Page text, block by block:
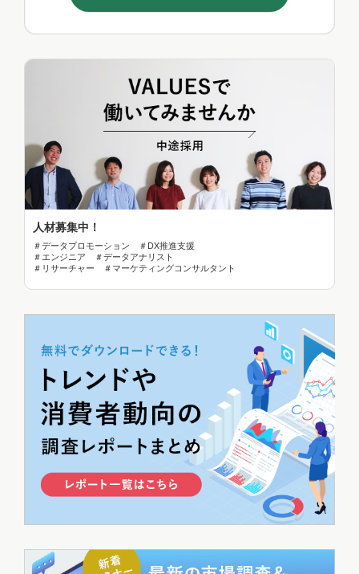
人材募集中！
＃データプロモーション ＃DX推進支援
＃エンジニア ＃データアナリスト
＃リサーチャー ＃マーケティングコンサルタント